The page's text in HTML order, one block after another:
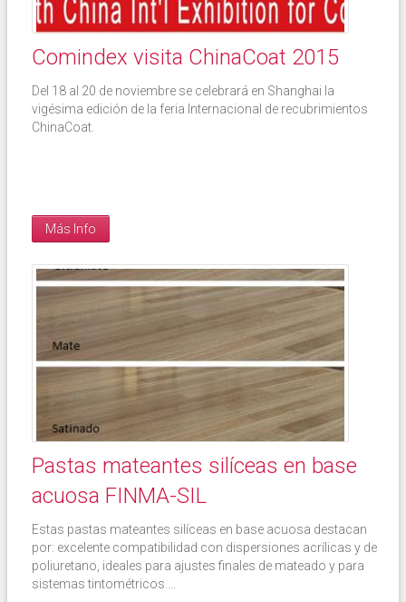
Comindex visita ChinaCoat 2015
Del 18 al 20 de noviembre se celebrará en Shanghai la
vigésima edición de la feria Internacional de recubrimientos
ChinaCoat.
Más Info
Pastas mateantes silíceas en base
acuosa FINMA-SIL
Estas pastas mateantes silíceas en base acuosa destacan
por: excelente compatibilidad con dispersiones acrílicas y de
poliuretano, ideales para ajustes finales de mateado y para
sistemas tintométricos....